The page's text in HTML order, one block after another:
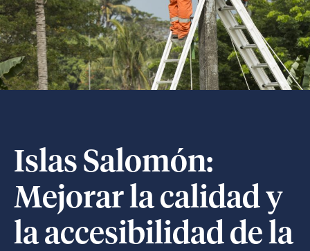
Islas Salomón:
Mejorar la calidad y
la accesibilidad de la